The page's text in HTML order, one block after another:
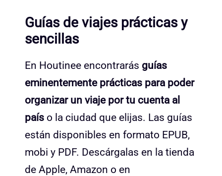
Guías de viajes prácticas y
sencillas
En Houtinee encontrarás guías
eminentemente prácticas para poder
organizar un viaje por tu cuenta al
país o la ciudad que elijas. Las guías
están disponibles en formato EPUB,
mobi y PDF. Descárgalas en la tienda
de Apple, Amazon o en